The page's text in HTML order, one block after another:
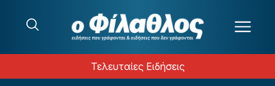
Τελευταίες Ειδήσεις